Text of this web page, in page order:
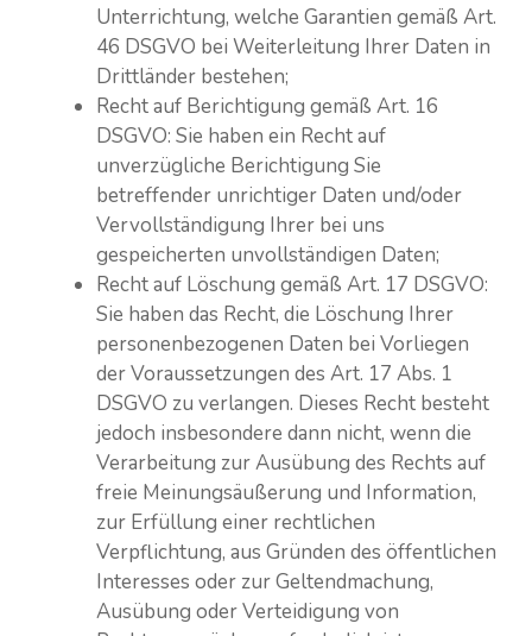
Unterrichtung, welche Garantien gemäß Art.
46 DSGVO bei Weiterleitung Ihrer Daten in
Drittländer bestehen;
Recht auf Berichtigung gemäß Art. 16
DSGVO: Sie haben ein Recht auf
unverzügliche Berichtigung Sie
betreffender unrichtiger Daten und/oder
Vervollständigung Ihrer bei uns
gespeicherten unvollständigen Daten;
Recht auf Löschung gemäß Art. 17 DSGVO:
Sie haben das Recht, die Löschung Ihrer
personenbezogenen Daten bei Vorliegen
der Voraussetzungen des Art. 17 Abs. 1
DSGVO zu verlangen. Dieses Recht besteht
jedoch insbesondere dann nicht, wenn die
Verarbeitung zur Ausübung des Rechts auf
freie Meinungsäußerung und Information,
zur Erfüllung einer rechtlichen
Verpflichtung, aus Gründen des öffentlichen
Interesses oder zur Geltendmachung,
Ausübung oder Verteidigung von